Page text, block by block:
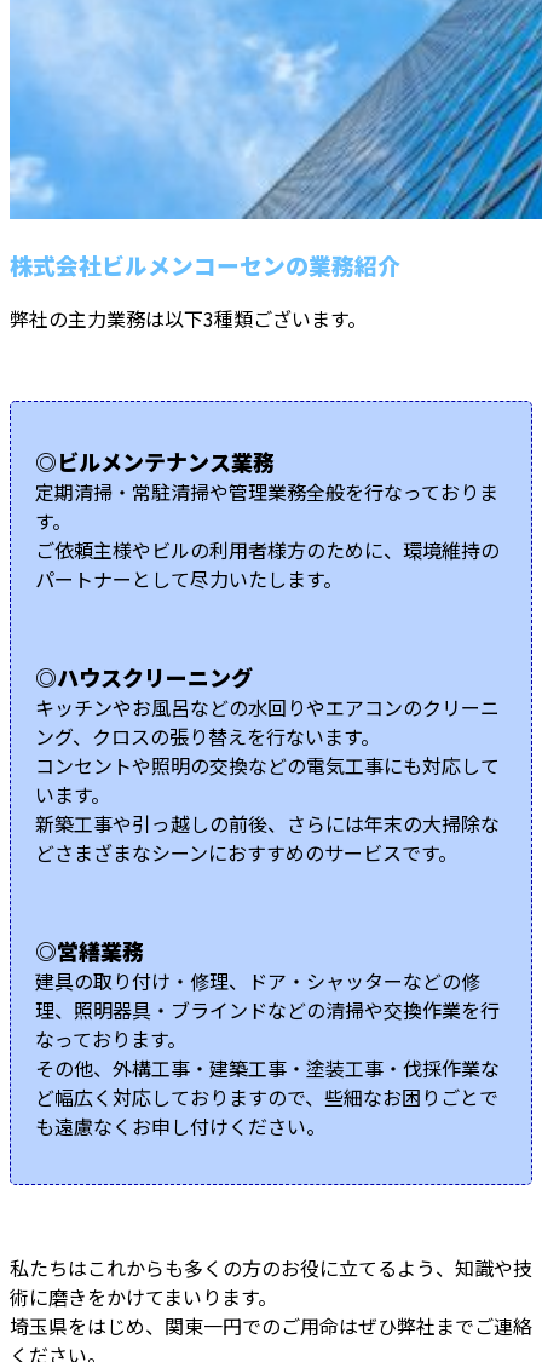
株式会社ビルメンコーセンの業務紹介
弊社の主力業務は以下3種類ございます。
◎ビルメンテナンス業務
定期清掃・常駐清掃や管理業務全般を行なっておりま
す。
ご依頼主様やビルの利用者様方のために、環境維持の
パートナーとして尽力いたします。
◎ハウスクリーニング
キッチンやお風呂などの水回りやエアコンのクリーニ
ング、クロスの張り替えを行ないます。
コンセントや照明の交換などの電気工事にも対応して
います。
新築工事や引っ越しの前後、さらには年末の大掃除な
どさまざまなシーンにおすすめのサービスです。
◎営繕業務
建具の取り付け・修理、ドア・シャッターなどの修
理、照明器具・ブラインドなどの清掃や交換作業を行
なっております。
その他、外構工事・建築工事・塗装工事・伐採作業な
ど幅広く対応しておりますので、些細なお困りごとで
も遠慮なくお申し付けください。
私たちはこれからも多くの方のお役に立てるよう、知識や技
術に磨きをかけてまいります。
埼玉県をはじめ、関東一円でのご用命はぜひ弊社までご連絡
ください。